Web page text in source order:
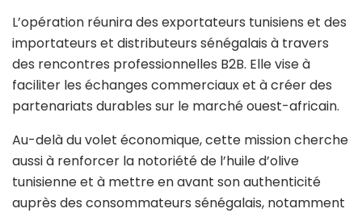
L’opération réunira des exportateurs tunisiens et des
importateurs et distributeurs sénégalais à travers
des rencontres professionnelles B2B. Elle vise à
faciliter les échanges commerciaux et à créer des
partenariats durables sur le marché ouest-africain.
Au-delà du volet économique, cette mission cherche
aussi à renforcer la notoriété de l’huile d’olive
tunisienne et à mettre en avant son authenticité
auprès des consommateurs sénégalais, notamment